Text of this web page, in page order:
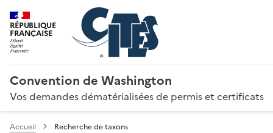
RÉPUBLIQUE
FRANÇAISE
Convention de Washington
Vos demandes dématérialisées de permis et certificats
Accueil Recherche de taxons